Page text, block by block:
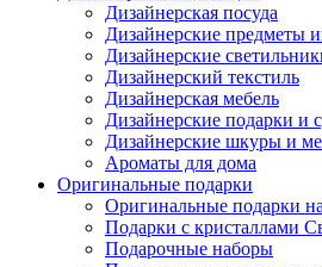
Дизайнерская посуда
Дизайнерские предметы
Дизайнерские
Дизайнерский текстиль
Дизайнерская мебель
Дизайнерские подарки и
Дизайнерские шкуры и
Ароматы для дома
Оригинальные подарки
Оригинальные подарки
Подарки с кристаллами
Подарочные наборы